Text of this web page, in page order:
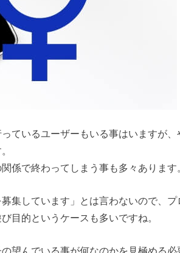
ているユーザーもいる事はいますが、
係で終わってしまう事も多々あります
集しています」とは言わないので、プ
目的というケースも多いですね。